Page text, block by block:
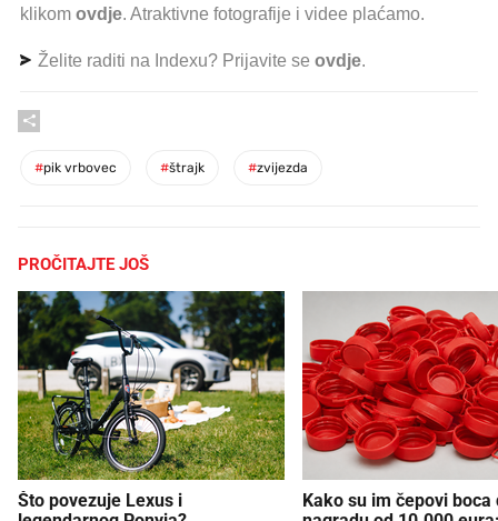
klikom ovdje. Atraktivne fotografije i videe plaćamo.
Želite raditi na Indexu? Prijavite se ovdje.
#pik vrbovec #štrajk #zvijezda
PROČITAJTE JOŠ
Što povezuje Lexus i
Kako su im čepovi boca